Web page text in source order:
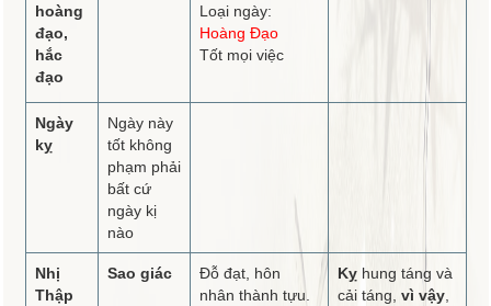
hoàng
đạo,
hắc
đạo
Loại ngày:
Hoàng Đạo
Tốt mọi việc
Ngày
kỵ
Ngày này
tốt không
phạm phải
bất cứ
ngày kị
nào
Nhị
Thập
Sao giác
Đỗ đạt, hôn
nhân thành tựu.
Kỵhung táng và
cải táng, vì vậy,